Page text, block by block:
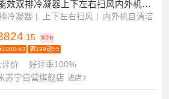
条评价 好评率99%
小米空调 3匹挂机巨省电 2026款新一
效双排冷凝器上下左右扫风内外机自
72GW-PG30/N1A1
冷凝器 上下左右扫风
.15